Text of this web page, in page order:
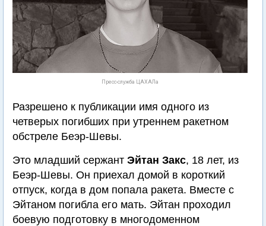
Пресс-служба ЦАХАЛа
Разрешено к публикации имя одного из
четверых погибших при утреннем ракетном
обстреле Беэр-Шевы.
Это младший сержант Эйтан Закс, 18 лет, из
Беэр-Шевы. Он приехал домой в короткий
отпуск, когда в дом попала ракета. Вместе с
Эйтаном погибла его мать. Эйтан проходил
боевую подготовку в многодоменном